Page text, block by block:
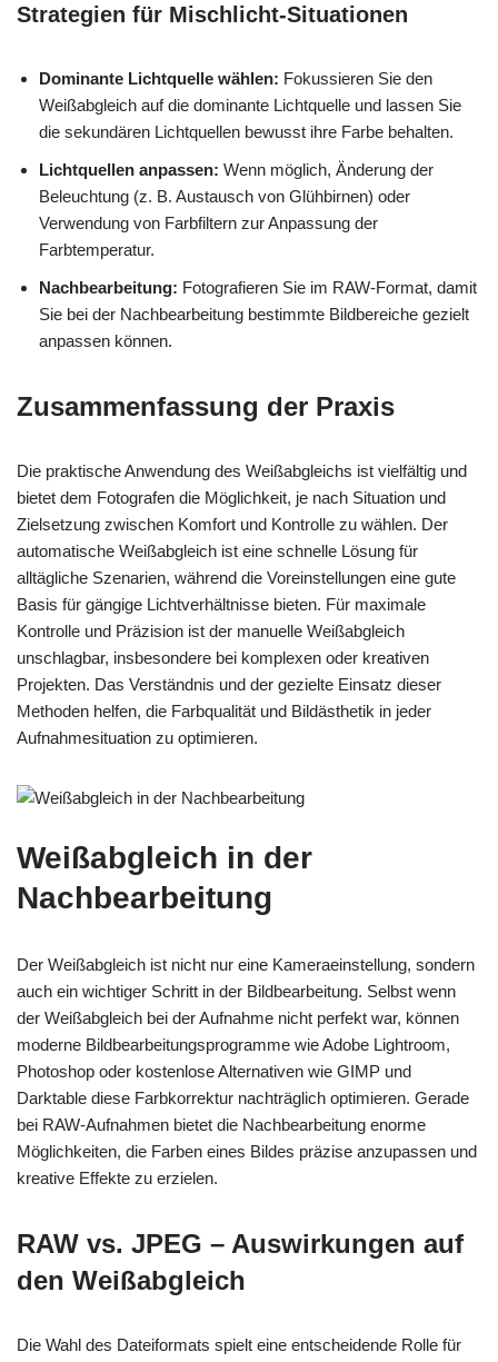
Strategien für Mischlicht-Situationen
Dominante Lichtquelle wählen: Fokussieren Sie den
Weißabgleich auf die dominante Lichtquelle und lassen Sie
die sekundären Lichtquellen bewusst ihre Farbe behalten.
Lichtquellen anpassen: Wenn möglich, Änderung der
Beleuchtung (z. B. Austausch von Glühbirnen) oder
Verwendung von Farbfiltern zur Anpassung der
Farbtemperatur.
Nachbearbeitung: Fotografieren Sie im RAW-Format, damit
Sie bei der Nachbearbeitung bestimmte Bildbereiche gezielt
anpassen können.
Zusammenfassung der Praxis
Die praktische Anwendung des Weißabgleichs ist vielfältig und
bietet dem Fotografen die Möglichkeit, je nach Situation und
Zielsetzung zwischen Komfort und Kontrolle zu wählen. Der
automatische Weißabgleich ist eine schnelle Lösung für
alltägliche Szenarien, während die Voreinstellungen eine gute
Basis für gängige Lichtverhältnisse bieten. Für maximale
Kontrolle und Präzision ist der manuelle Weißabgleich
unschlagbar, insbesondere bei komplexen oder kreativen
Projekten. Das Verständnis und der gezielte Einsatz dieser
Methoden helfen, die Farbqualität und Bildästhetik in jeder
Aufnahmesituation zu optimieren.
Weißabgleich in der
Nachbearbeitung
Der Weißabgleich ist nicht nur eine Kameraeinstellung, sondern
auch ein wichtiger Schritt in der Bildbearbeitung. Selbst wenn
der Weißabgleich bei der Aufnahme nicht perfekt war, können
moderne Bildbearbeitungsprogramme wie Adobe Lightroom,
Photoshop oder kostenlose Alternativen wie GIMP und
Darktable diese Farbkorrektur nachträglich optimieren. Gerade
bei RAW-Aufnahmen bietet die Nachbearbeitung enorme
Möglichkeiten, die Farben eines Bildes präzise anzupassen und
kreative Effekte zu erzielen.
RAW vs. JPEG – Auswirkungen auf
den Weißabgleich
Die Wahl des Dateiformats spielt eine entscheidende Rolle für